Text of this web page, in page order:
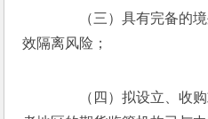
（三）具有完备的境
效隔离风险；
（四）拟设立、收购